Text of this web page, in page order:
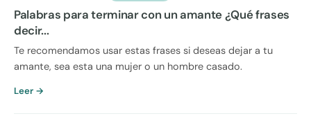
Palabras para terminar con un amante ¿Qué frases
decir...
Te recomendamos usar estas frases si deseas dejar a tu
amante, sea esta una mujer o un hombre casado.
Leer →